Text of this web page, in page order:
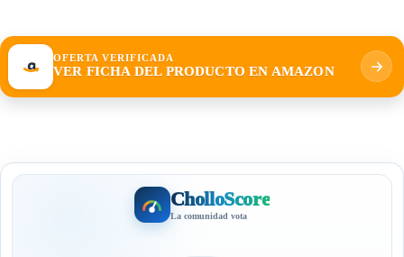
OFERTA VERIFICADA
VER FICHA DEL PRODUCTO EN AMAZON
CholloScore
La comunidad vota